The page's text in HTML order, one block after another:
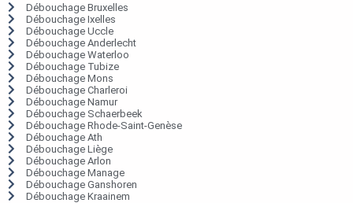
Débouchage Bruxelles
Débouchage Ixelles
Débouchage Uccle
Débouchage Anderlecht
Débouchage Waterloo
Débouchage Tubize
Débouchage Mons
Débouchage Charleroi
Débouchage Namur
Débouchage Schaerbeek
Débouchage Rhode-Saint-Genèse
Débouchage Ath
Débouchage Liège
Débouchage Arlon
Débouchage Manage
Débouchage Ganshoren
Débouchage Kraainem